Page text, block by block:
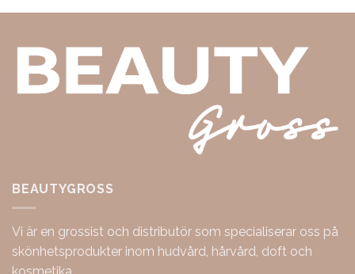
BEAUTYGROSS
Vi är en grossist och distributör som specialiserar oss på
skönhetsprodukter inom hudvård, hårvård, doft och